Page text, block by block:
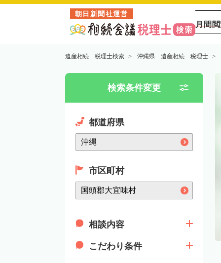
朝日新聞社運営
月間
遺産相続 税理士検索 沖縄県 遺産相続 税理士
検索条件変更
都道府県
市区町村
相談内容
こだわり条件